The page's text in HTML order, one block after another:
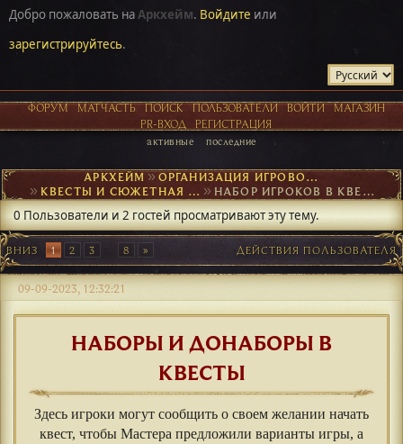
Добро пожаловать наАркхейм. Войдите или
зарегистрируйтесь.
ФОРУМ МАТЧАСТЬ ПОИСК ПОЛЬЗОВАТЕЛИ ВОЙТИ
МАГАЗИН
PR-ВХОД
РЕГИСТРАЦИЯ
активные последние
АРКХЕЙМ► ОРГАНИЗАЦИЯ ИГРОВОГО ПРОЦЕССА
► КВЕСТЫ И СЮЖЕТНАЯ ОСНОВА ► НАБОР ИГРОКОВ В КВЕСТЫ
0 Пользователи и 2 гостей просматривают эту тему.
ВНИЗ 1 2 3 8 ДЕЙСТВИЯ ПОЛЬЗОВАТЕЛЯ
09-09-2023, 12:32:21
НАБОРЫ И ДОНАБОРЫ В
КВЕСТЫ
Здесь игроки могут сообщить о своем желании начать
квест, чтобы Мастера предложили варианты игры, а